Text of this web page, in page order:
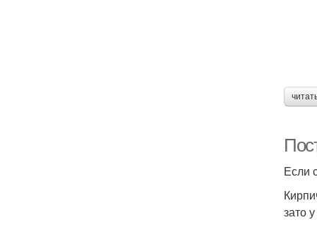
Если
зато